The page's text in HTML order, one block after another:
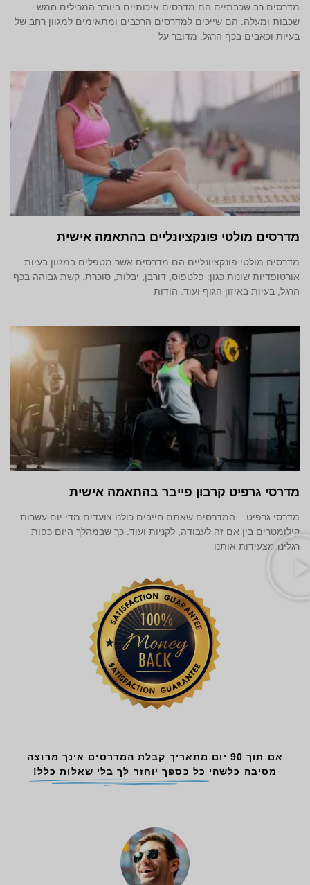
מדרסים רב שכבתיים הם מדרסים איכותיים ביותר המכילים חמש
שכבות ומעלה. הם שייכים למדרסים הרכבים ומתאימים למגוון רחב של
בעיות וכאבים בכף הרגל. מדובר על
מדרסים מולטי פונקציונליים בהתאמה אישית
מדרסים מולטי פונקציונליים הם מדרסים אשר מטפלים במגוון בעיות
אורטופדיות שונות כגון: פלטפוס, דורבן, יבלות, סוכרת, קשת גבוהה בכף
הרגל, בעיות באיזון הגוף ועוד. הודות
מדרסי גרפיט קרבון פייבר בהתאמה אישית
מדרסי גרפיט – המדרסים שאתם חייבים כולנו צועדים מדי יום עשרות
קילומטרים בין אם זה לעבודה, לקניות ועוד. כך שבמהלך היום כפות
רגלינו מצעידות אותנו
אם תוך 90 יום מתאריך קבלת המדרסים אינך מרוצה
מסיבה כלשהי כל כספך יוחזר לך בלי שאלות כלל!